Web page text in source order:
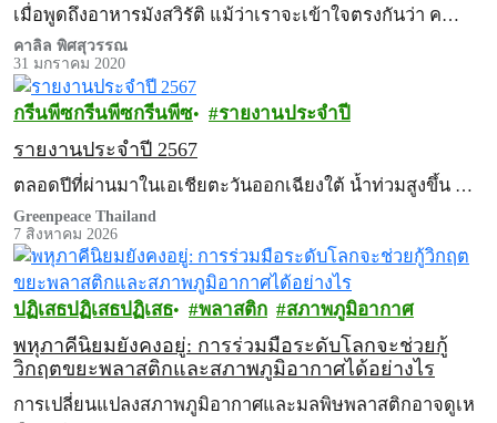
เมื่อพูดถึงอาหารมังสวิรัติ แม้ว่าเราจะเข้าใจตรงกันว่า ค…
คาลิล พิศสุวรรณ
31 มกราคม 2020
กรีนพีซกรีนพีซกรีนพีซ รายงานประจำปี
รายงานประจำปี 2567
ตลอดปีที่ผ่านมาในเอเชียตะวันออกเฉียงใต้ น้ำท่วมสูงขึ้น …
Greenpeace Thailand
7 สิงหาคม 2026
ปฏิเสธปฏิเสธปฏิเสธ พลาสติก สภาพภูมิอากาศ
พหุภาคีนิยมยังคงอยู่: การร่วมมือระดับโลกจะช่วยกู้
วิกฤตขยะพลาสติกและสภาพภูมิอากาศได้อย่างไร
การเปลี่ยนแปลงสภาพภูมิอากาศและมลพิษพลาสติกอาจดูเห